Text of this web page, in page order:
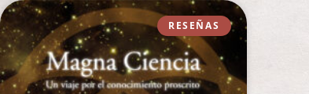
RESEÑAS